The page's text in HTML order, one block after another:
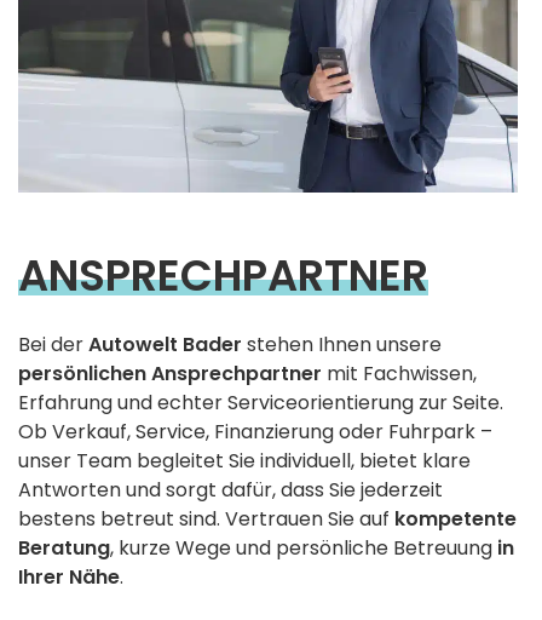
ANSPRECHPARTNER
Bei derAutowelt Bader stehen Ihnen unsere
persönlichen Ansprechpartner mit Fachwissen,
Erfahrung und echter Serviceorientierung zur Seite.
Ob Verkauf, Service, Finanzierung oder Fuhrpark –
unser Team begleitet Sie individuell, bietet klare
Antworten und sorgt dafür, dass Sie jederzeit
bestens betreut sind. Vertrauen Sie auf kompetente
Beratung, kurze Wege und persönliche Betreuung in
Ihrer Nähe.